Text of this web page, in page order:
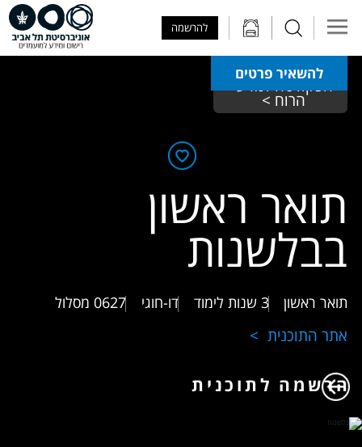
להרשמה
להשאיר פרטים
הפקולטה למדעי
הרוח >
תואר ראשון
בבלשנות
תואר ראשון 3 שנות לימוד דו-חוגי 0627 מסלול
אתר התוכנית
הרשמה לתוכנית